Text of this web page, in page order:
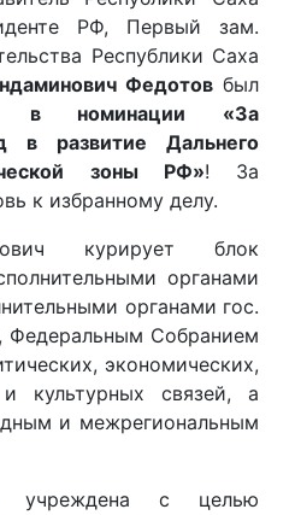
РФ, Первый зам.
Республики Саха
Федотовбыл
в номинации «За
в развитие Дальнего
зоны РФ»! За
к избранному делу.
курирует блок
органами
органами гос.
Федеральным Собранием
экономических,
и культурных связей, а
и межрегиональным
учреждена с целью